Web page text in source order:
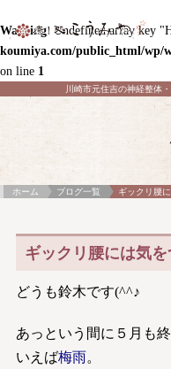
Warning: Undefined array key
koumiya.com/public_html/wp/
on line 1
川崎市元住吉の神経整体
ホーム ブログ一覧 ギックリ腰
ギックリ腰には気
どうも鈴木です(^^♪
あっという間に５月も
いえば梅雨。